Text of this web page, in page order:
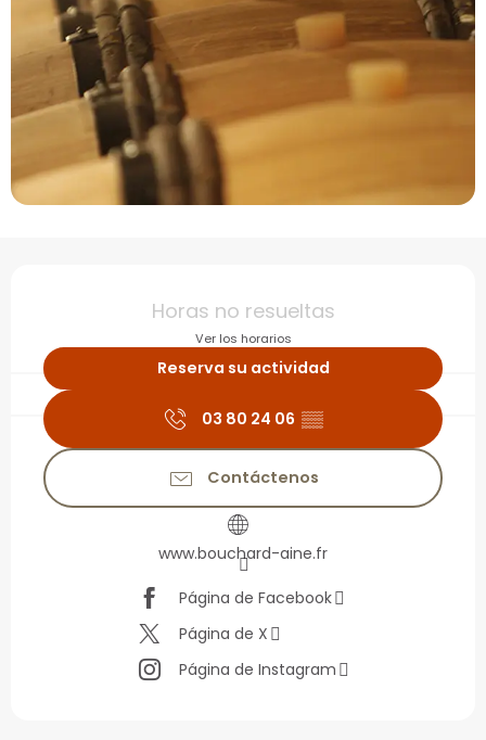
Horarios y datos de
Horas no resueltas
Ver los horarios
Reserva su actividad
03 80 24 06 ▒▒
Contáctenos
www.bouchard-aine.fr
Página de Facebook
Página de X
Página de Instagram